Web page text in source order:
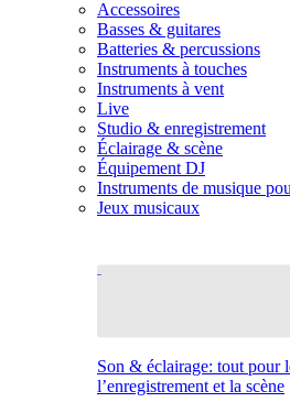
Accessoires
Basses & guitares
Batteries & percussions
Instruments à touches
Instruments à vent
Live
Studio & enregistrement
Éclairage & scène
Équipement DJ
Instruments de musique
Jeux musicaux
Son & éclairage: tout pour
l’enregistrement et la scène